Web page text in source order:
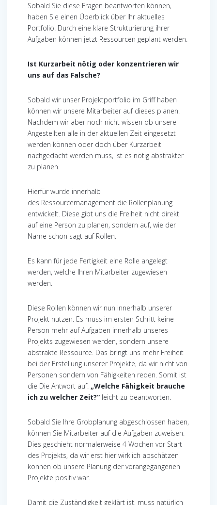
Sobald Sie diese Fragen beantworten können,
haben Sie einen Überblick über Ihr aktuelles
Portfolio. Durch eine klare Strukturierung ihrer
Aufgaben können jetzt Ressourcen geplant werden.
Ist Kurzarbeit nötig oder konzentrieren wir
uns auf das Falsche?
Sobald wir unser Projektportfolio im Griff haben
können wir unsere Mitarbeiter auf dieses planen.
Nachdem wir aber noch nicht wissen ob unsere
Angestellten alle in der aktuellen Zeit eingesetzt
werden können oder doch über Kurzarbeit
nachgedacht werden muss, ist es nötig abstrakter
zu planen.
Hierfür wurde innerhalb
des Ressourcemanagement die Rollenplanung
entwickelt. Diese gibt uns die Freiheit nicht direkt
auf eine Person zu planen, sondern auf, wie der
Name schon sagt auf Rollen.
Es kann für jede Fertigkeit eine Rolle angelegt
werden, welche Ihren Mitarbeiter zugewiesen
werden.
Diese Rollen können wir nun innerhalb unserer
Projekt nutzen. Es muss im ersten Schritt keine
Person mehr auf Aufgaben innerhalb unseres
Projekts zugewiesen werden, sondern unsere
abstrakte Ressource. Das bringt uns mehr Freiheit
bei der Erstellung unserer Projekte, da wir nicht von
Personen sondern von Fähigkeiten reden. Somit ist
die Die Antwort auf: „Welche Fähigkeit brauche
ich zu welcher Zeit?“ leicht zu beantworten.
Sobald Sie Ihre Grobplanung abgeschlossen haben,
können Sie Mitarbeiter auf die Aufgaben zuweisen.
Dies geschieht normalerweise 4 Wochen vor Start
des Projekts, da wir erst hier wirklich abschätzen
können ob unsere Planung der vorangegangenen
Projekte positiv war.
Damit die Zuständigkeit geklärt ist, muss natürlich